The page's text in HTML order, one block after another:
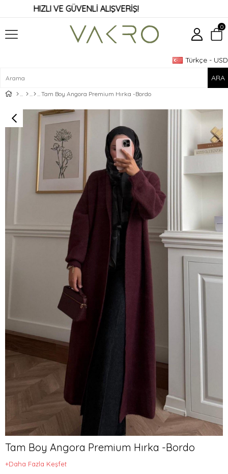
HIZLI VE GÜVENLİ ALIŞVERİŞ!
Türkçe - USD
0
Tam Boy Angora Premium Hırka -Bordo
Tam Boy Angora Premium Hırka -Bordo
+Daha Fazla Keşfet